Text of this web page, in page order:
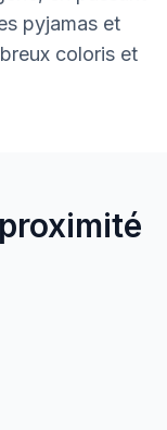
pyjamas et
coloris et